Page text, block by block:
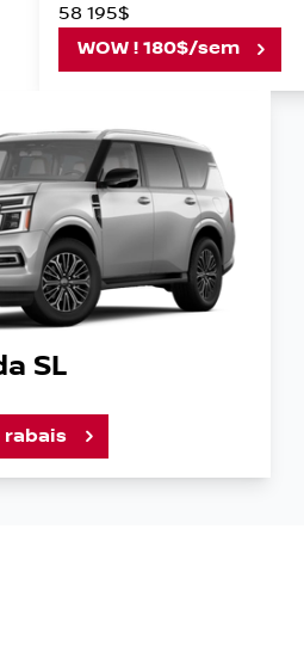
58 195$
WOW ! 180$/sem
SL
rabais